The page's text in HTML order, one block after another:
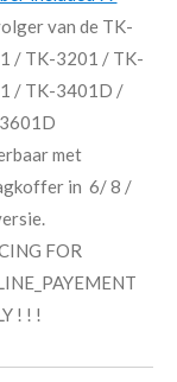
van de TK-
/ TK-3201 / TK-
/ TK-3401D /
met
in 6/ 8 /
FOR
! ! !